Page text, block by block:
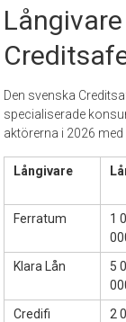
Den svenska
specialiserade
aktörerna i 2026
Långivare
Ferratum
1
Klara Lån
5
Credifi 2